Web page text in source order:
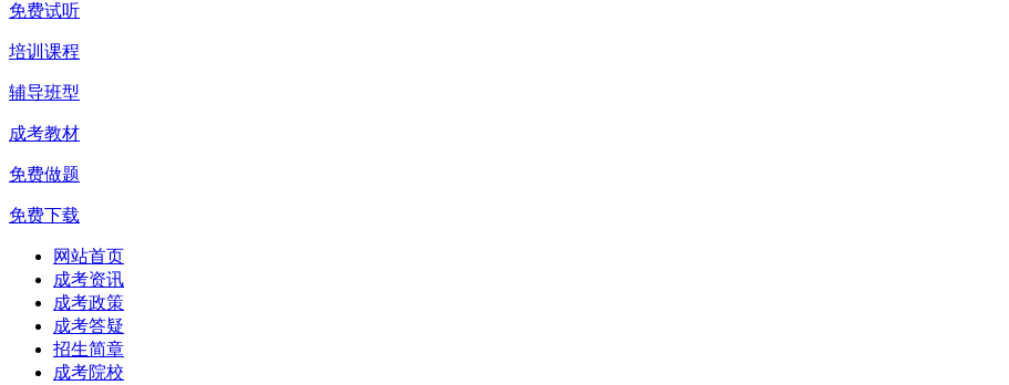
免费试听
培训课程
辅导班型
成考教材
免费做题
免费下载
网站首页
成考资讯
成考政策
成考答疑
招生简章
成考院校